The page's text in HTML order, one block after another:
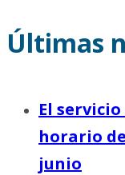
Últimas
El
horario
junio